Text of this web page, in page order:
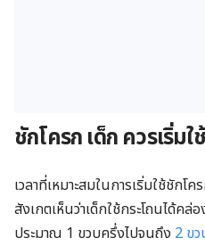
ชักโครก เด็ก ควรเริ่มใ
เวลาที่เหมาะสมในการเริ่มใช้ชั
สังเกตเห็นว่าเด็กใช้กระโถนได้คล่
ประมาณ 1 ขวบครึ่งไปจนถึง 2 ขว